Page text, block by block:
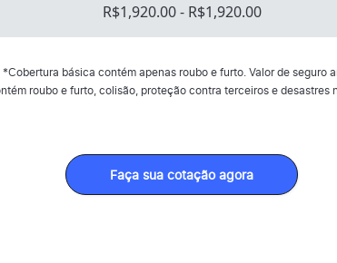
R$1,920.00 - R$1,920.00
*Cobertura básica contém apenas roubo e furto. Valor de seguro
roubo e furto, colisão, proteção contra terceiros e desastres
Faça sua cotação agora